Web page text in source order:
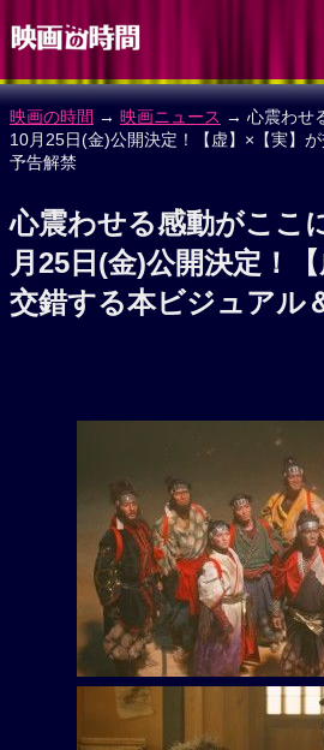
映画の時間 → 映画ニュース → 心震わせ
10月25日(金)公開決定！【虚】×【実】
予告解禁
心震わせる感動がここ
月25日(金)公開決定！
交錯する本ビジュアル